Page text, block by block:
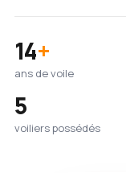
14+
ans de voile
5
voiliers possédés